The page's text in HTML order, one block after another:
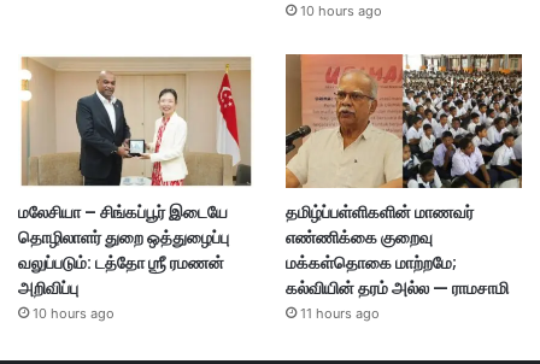
10 hours ago
மலேசியா – சிங்கப்பூர் இடையே
தொழிலாளர் துறை ஒத்துழைப்பு
வலுப்படும்: டத்தோ ஶ்ரீ ரமணன்
அறிவிப்பு
10 hours ago
தமிழ்ப்பள்ளிகளின் மாணவர்
எண்ணிக்கை குறைவு
மக்கள்தொகை மாற்றமே;
கல்வியின் தரம் அல்ல — ராமசாமி
11 hours ago